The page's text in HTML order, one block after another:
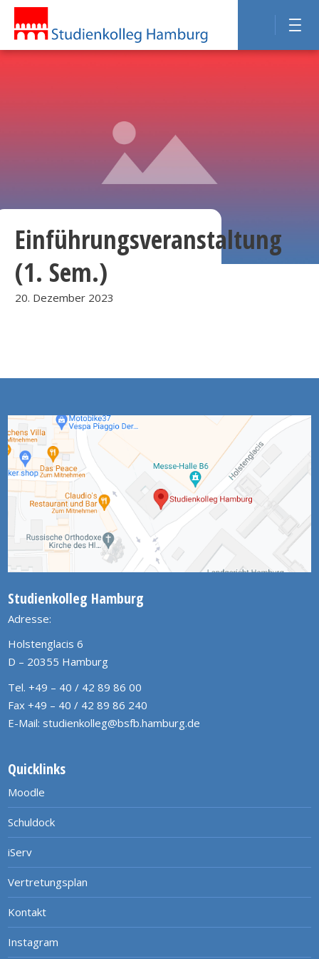
Einführungsveranstaltung
(1. Sem.)
20. Dezember 2023
Studienkolleg Hamburg
Adresse:
Holstenglacis 6
D – 20355 Hamburg
Tel. +49 – 40 / 42 89 86 00
Fax +49 – 40 / 42 89 86 240
E-Mail: studienkolleg@bsfb.hamburg.de
Quicklinks
Moodle
Schuldock
iServ
Vertretungsplan
Kontakt
Instagram